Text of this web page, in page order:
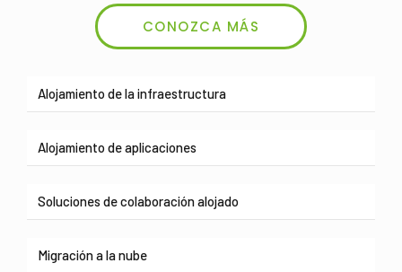
Alojamiento de la infraestructura
Alojamiento de aplicaciones
Soluciones de colaboración alojado
Migración a la nube
CONOZCA MÁS